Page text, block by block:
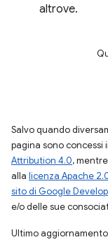
altrove.
Salvo quando
pagina sono concessi
Attribution 4.0,
alla licenza Apache
sito di Google
e/o delle sue
Ultimo